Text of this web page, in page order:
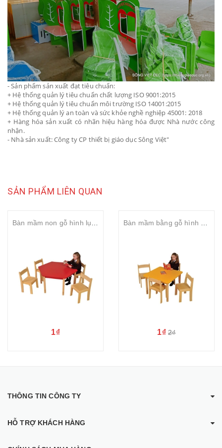
- Sản phẩm sản xuất đạt tiêu chuẩn:
+ Hệ thống quản lý tiêu chuẩn chất lượng ISO 9001:2015
+ Hệ thống quản lý tiêu chuẩn môi trường ISO 14001:2015
+ Hệ thống quản lý an toàn và sức khỏe nghề nghiệp 45001: 2018
+ Hàng hóa sản xuất có nhãn hiệu hàng hóa được Nhà nước công
nhận.
- Nhà sản xuất: Công ty CP thiết bị giáo dục Sông Việt"
SẢN PHẨM LIÊN QUAN
1₫ 1₫ 2₫
THÔNG TIN CÔNG TY
HỖ TRỢ KHÁCH HÀNG